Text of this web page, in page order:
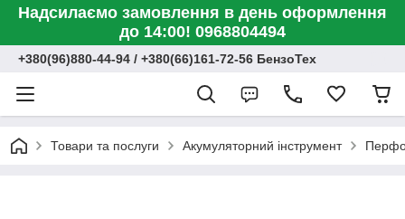
Надсилаємо замовлення в день оформлення
до 14:00! 0968804494
+380(96)880-44-94 / +380(66)161-72-56 БензоТех
Товари та послуги Акумуляторний інструмент